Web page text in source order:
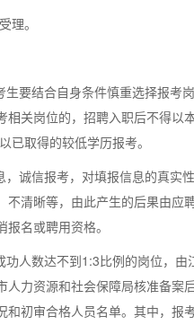
。
要结合自身条件慎重选择报考
关岗位的，招聘入职后不得以
已取得的较低学历报考。
信报考，对填报信息的真实
清晰等，由此产生的后果由应
名或聘用资格。
数达不到1:3比例的岗位，由
力资源和社会保障局核准备案
初审合格人员名单。其中，报